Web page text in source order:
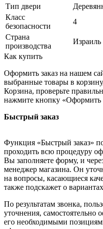
Тип двери
Класс
безопасности
4
Страна
производства
Израиль
Как купить
Оформить заказ на нашем
выбранные товары в
Корзина, проверьте
нажмите кнопку «Оформить
Быстрый заказ
Функция «Быстрый заказ»
проходить всю процедуру
Вы заполняете форму, и
менеджер магазина. Он
на вопросы, касающиеся
также подскажет о
По результатам звонка,
уточнения, самостоятельно
его необходимыми